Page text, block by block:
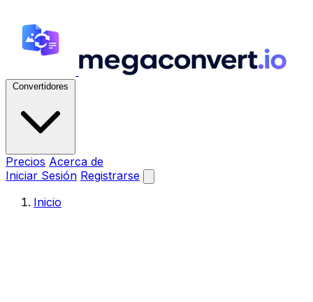
Convertidores
Precios Acerca de
Iniciar Sesión Registrarse
Inicio